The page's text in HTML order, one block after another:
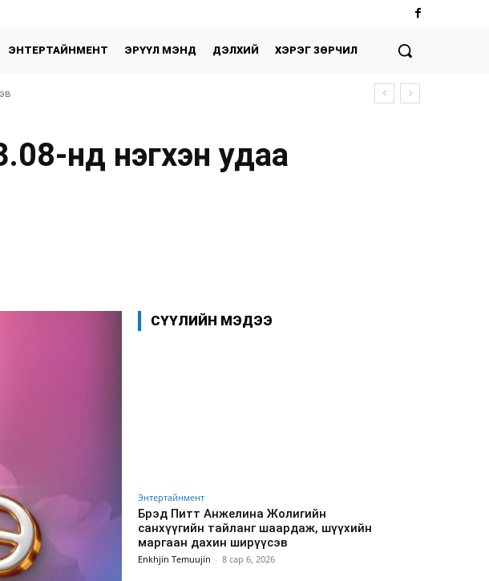
ЭНТЕРТАЙНМЕНТ ЭРҮҮЛ МЭНД ДЭЛХИЙ ХЭРЭГ ЗӨРЧИЛ
нд нэгхэн удаа
СҮҮЛИЙН МЭДЭЭ
Энтертайнмент
Брэд Питт Анжелина Жолигийн
санхүүгийн тайланг шаардаж, шүүхийн
маргаан дахин ширүүсэв
Enkhjin Temuujin - 8 сар 6, 2026